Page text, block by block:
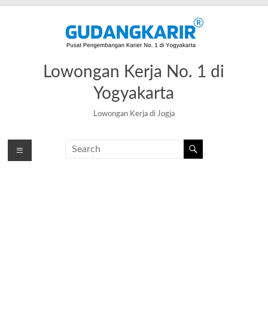
Lowongan Kerja No. 1 di
Yogyakarta
Lowongan Kerja di Jogja